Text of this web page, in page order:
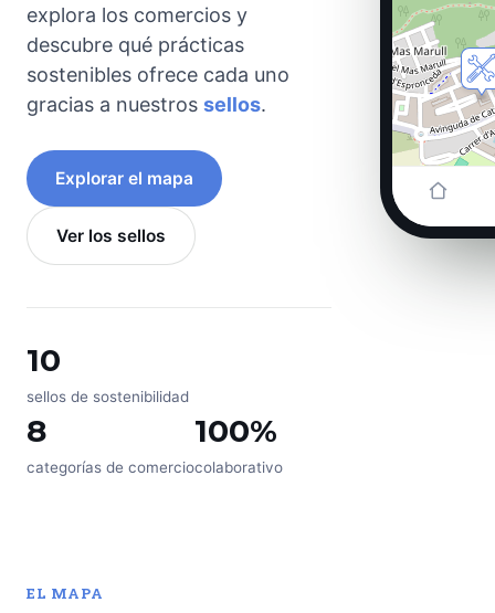
explora los comercios y
descubre qué prácticas
sostenibles ofrece cada uno
gracias a nuestros sellos.
Explorar el mapa
Ver los sellos
10
sellos de sostenibilidad
8
categorías de comercio
100%
colaborativo
EL MAPA